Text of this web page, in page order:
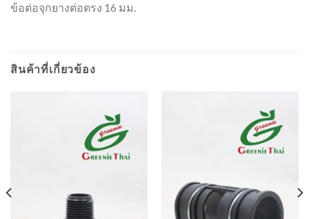
ข้อต่อจุกยางต่อตรง 16 มม.
สินค้าที่เกี่ยวข้อง